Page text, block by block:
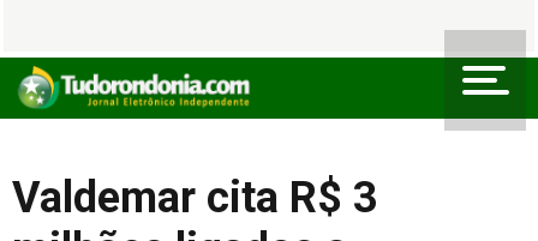
Valdemar cita R$ 3